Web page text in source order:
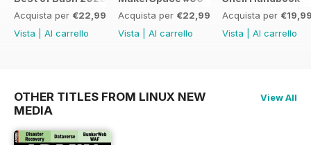
Acquista per €22,99
Vista
Al carrello
Acquista per €22,99
Vista
Al carrello
Acquista per
Vista
Al carrello
OTHER TITLES FROM LINUX NEW
MEDIA
View All